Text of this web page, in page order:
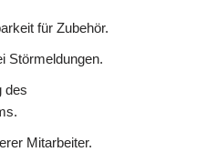
für Zubehör.
Störmeldungen.
des
Mitarbeiter.